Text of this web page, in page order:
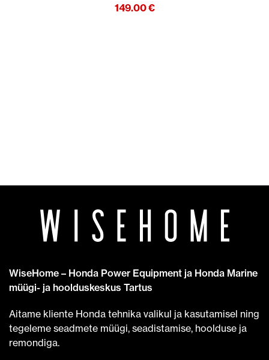
149.00€
WiseHome – Honda Power Equipment ja Honda Marine
müügi- ja hoolduskeskus Tartus
Aitame kliente Honda tehnika valikul ja kasutamisel ning
tegeleme seadmete müügi, seadistamise, hoolduse ja
remondiga.